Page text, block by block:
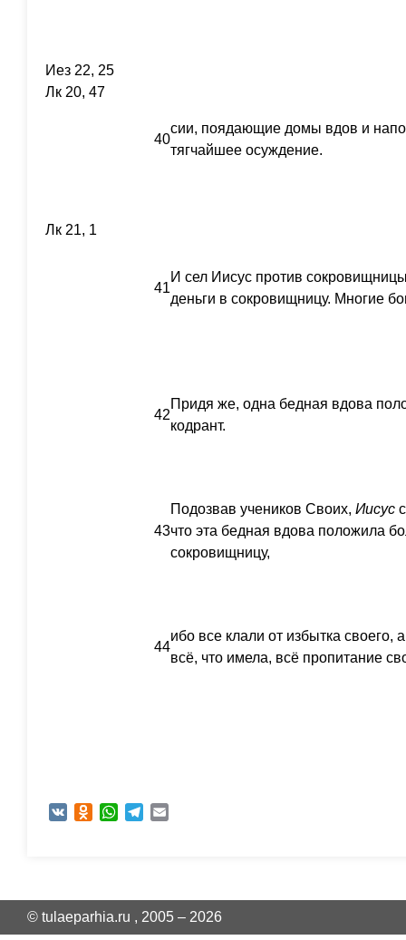
Иез 22, 25
Лк 20, 47
40
сии, поядающие домы вдов и
тягчайшее осуждение.
Лк 21, 1
41
И сел Иисус против
деньги в сокровищницу. Многие
42
Придя же, одна бедная вдова
кодрант.
43
Подозвав учеников Своих, Иисус
что эта бедная вдова положила
сокровищницу,
44
ибо все клали от избытка своего,
всё, что имела, всё пропитание
VK Odnoklassniki
WhatsAppTelegram
© tulaeparhia.ru , 2005 – 2026